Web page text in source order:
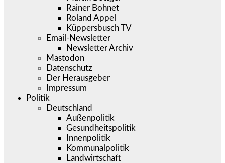
Rainer Bohnet
Roland Appel
Küppersbusch TV
Email-Newsletter
Newsletter Archiv
Mastodon
Datenschutz
Der Herausgeber
Impressum
Politik
Deutschland
Außenpolitik
Gesundheitspolitik
Innenpolitik
Kommunalpolitik
Landwirtschaft